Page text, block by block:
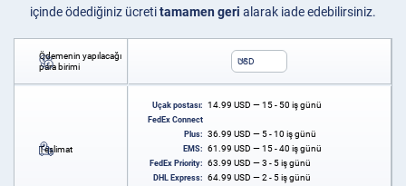
içinde ödediğiniz ücretitamamen geri alarak iade edebilirsiniz.
Ödemenin yapılacağı
para birimi
USD
Teslimat
Uçak postası: 14.99 USD — 15 - 50 iş günü
FedEx Connect
Plus:
36.99 USD — 5 - 10 iş günü
EMS: 61.99 USD — 15 - 40 iş günü
FedEx Priority: 63.99 USD — 3 - 5 iş günü
DHL Express: 64.99 USD — 2 - 5 iş günü